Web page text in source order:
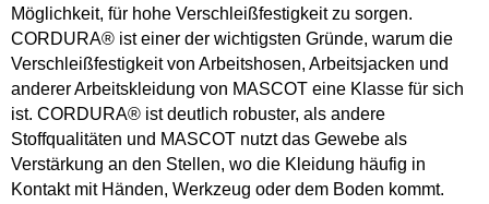
Möglichkeit, für hohe Verschleißfestigkeit zu sorgen.
CORDURA® ist einer der wichtigsten Gründe, warum die
Verschleißfestigkeit von Arbeitshosen, Arbeitsjacken und
anderer Arbeitskleidung von MASCOT eine Klasse für sich
ist. CORDURA® ist deutlich robuster, als andere
Stoffqualitäten und MASCOT nutzt das Gewebe als
Verstärkung an den Stellen, wo die Kleidung häufig in
Kontakt mit Händen, Werkzeug oder dem Boden kommt.